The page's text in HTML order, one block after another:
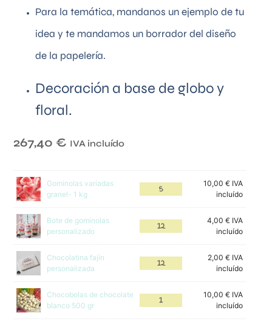
Para la temática, mandanos un ejemplo de tu
idea y te mandamos un borrador del diseño
de la papelería.
Decoración a base de globo y
floral.
267,40 € IVA incluído
Gominolas variadas
granel- 1 kg
10,00€ IVA
incluído
Bote de gominolas
personalizado
4,00€ IVA
incluído
Chocolatina fajín
personalizada
2,00€ IVA
incluído
Chocobolas de chocolate
blanco 500 gr
10,00€ IVA
incluído